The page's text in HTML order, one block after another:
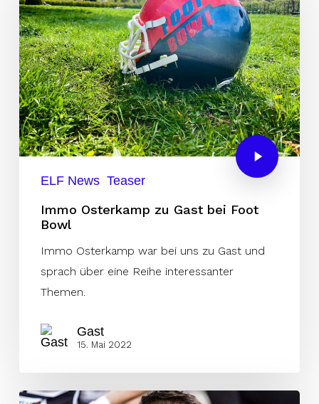
ELF News Teaser
Immo Osterkamp zu Gast bei Foot
Bowl
Immo Osterkamp war bei uns zu Gast und
sprach über eine Reihe interessanter
Themen.
Gast
15. Mai 2022